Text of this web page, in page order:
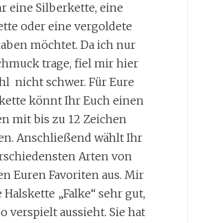
eine Silberkette, eine
oder eine vergoldete
möchtet. Da ich nur
trage, fiel mir hier
nicht schwer. Für Eure
könnt Ihr Euch einen
mit bis zu 12 Zeichen
Anschließend wählt Ihr
Arten von
Euren Favoriten aus. Mir
„Falke“ sehr gut,
verspielt aussieht. Sie hat